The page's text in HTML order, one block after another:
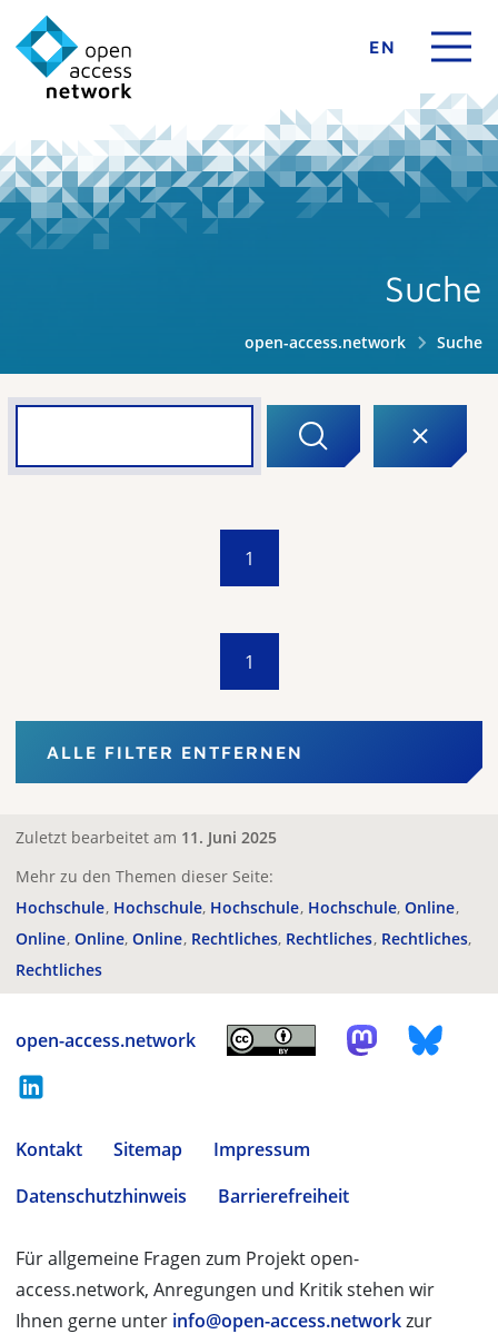
EN
Suche
open-access.network Suche
1
1
ALLE FILTER ENTFERNEN
Zuletzt bearbeitet am 11. Juni 2025
Mehr zu den Themen dieser Seite:
Hochschule Hochschule Hochschule Hochschule Online
Online Online Online Rechtliches Rechtliches Rechtliches
Rechtliches
open-access.network
Kontakt Sitemap
Impressum
Datenschutzhinweis
Barrierefreiheit
Für allgemeine Fragen zum Projekt open-
access.network, Anregungen und Kritik stehen wir
Ihnen gerne unter info@open-access.networkzur